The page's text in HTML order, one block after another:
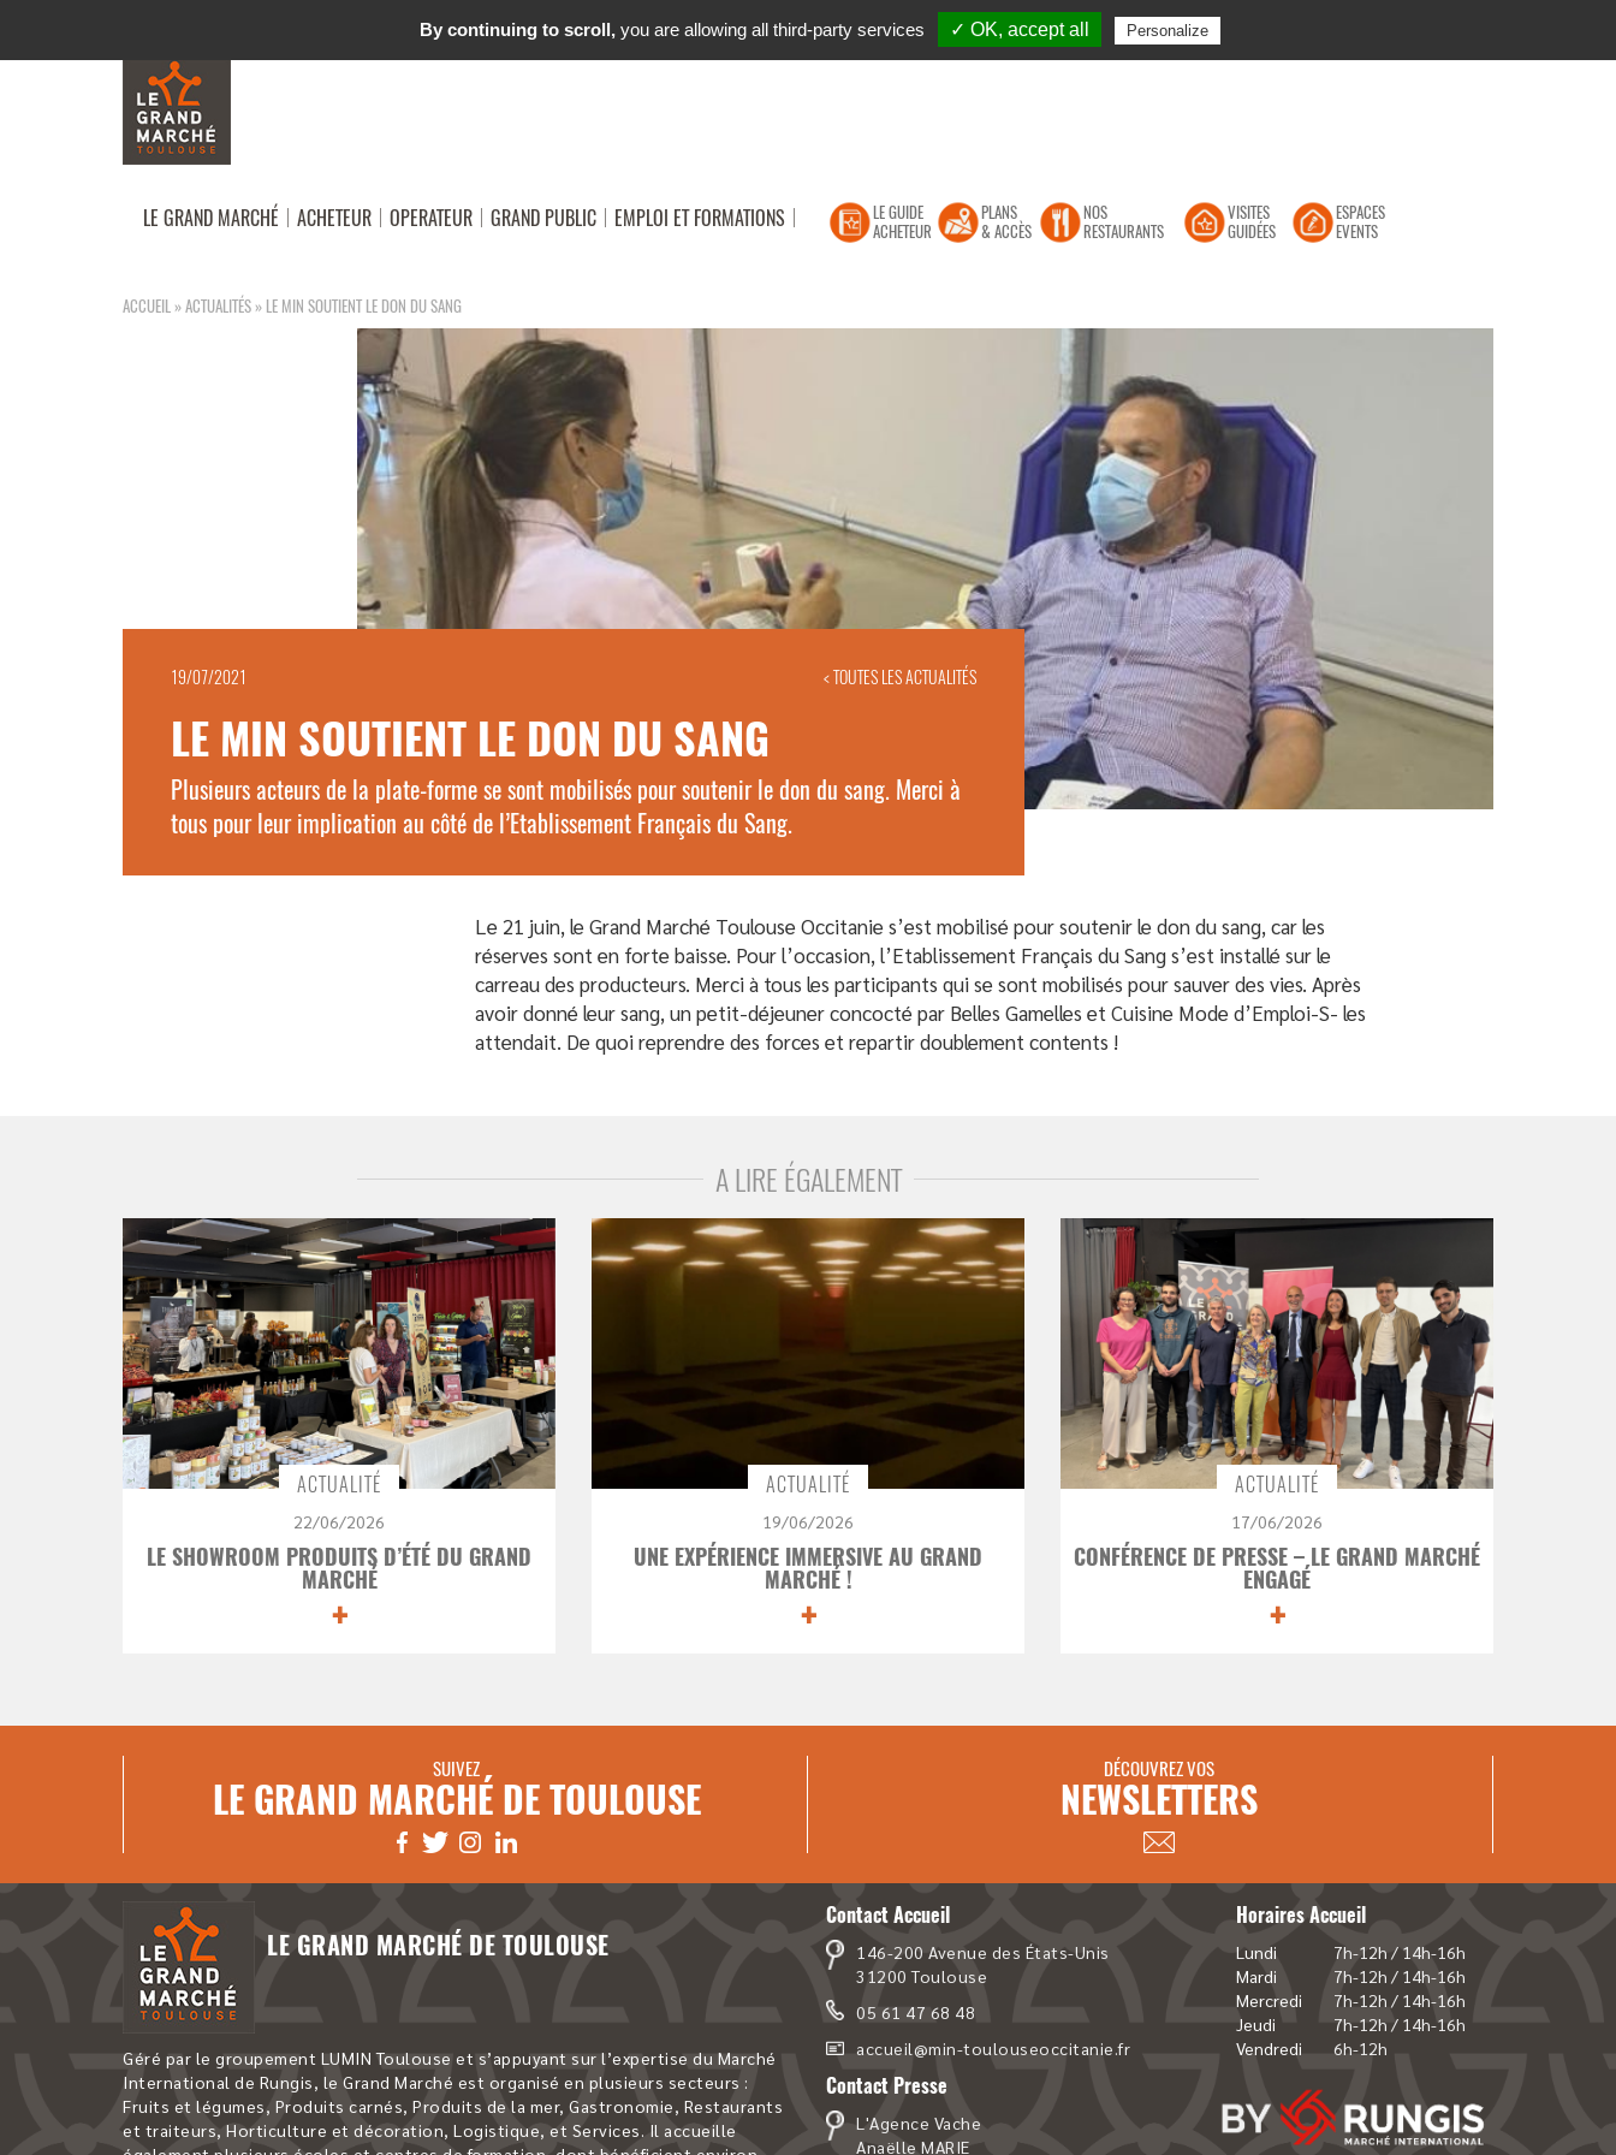
MARCHÉ D'INTÉRÊT NATIONAL TOULOUSE OCCITANIE SUIVEZ LE GRAND MARCHÉ DE TOULOUSE
LE GRAND MARCHÉ ACHETEUR OPERATEUR GRAND PUBLIC EMPLOI ET FORMATIONS
LE GUIDE
ACHETEUR
PLANS
& ACCÈS
NOS
RESTAURANTS
VISITES
GUIDÉES
ESPACES
EVENTS
ACCUEIL »ACTUALITÉS » LE MIN SOUTIENT LE DON DU SANG
19/07/2021 < TOUTES LES ACTUALITÉS
LE MIN SOUTIENT LE DON DU SANG
Plusieurs acteurs de la plate-forme se sont mobilisés pour soutenir le don du sang. Merci à
tous pour leur implication au côté de l’Etablissement Français du Sang.
Le 21 juin, le Grand Marché Toulouse Occitanie s’est mobilisé pour soutenir le don du sang, car les
réserves sont en forte baisse. Pour l’occasion, l’Etablissement Français du Sang s’est installé sur le
carreau des producteurs. Merci à tous les participants qui se sont mobilisés pour sauver des vies. Après
avoir donné leur sang, un petit-déjeuner concocté par Belles Gamelles et Cuisine Mode d’Emploi-S- les
attendait. De quoi reprendre des forces et repartir doublement contents !
A LIRE ÉGALEMENT
ACTUALITÉ
22/06/2026
LE SHOWROOM PRODUITS D’ÉTÉ DU GRAND
MARCHÉ
+
ACTUALITÉ
19/06/2026
UNE EXPÉRIENCE IMMERSIVE AU GRAND
MARCHÉ !
+
ACTUALITÉ
17/06/2026
CONFÉRENCE DE PRESSE – LE GRAND MARCHÉ
ENGAGÉ
+
SUIVEZ
LE GRAND MARCHÉ DE TOULOUSE
DÉCOUVREZ VOS
NEWSLETTERS
LE GRAND MARCHÉ DE TOULOUSE
Géré par le groupement LUMIN Toulouse et s’appuyant sur l’expertise du Marché
International de Rungis, le Grand Marché est organisé en plusieurs secteurs :
Fruits et légumes, Produits carnés, Produits de la mer, Gastronomie, Restaurants
et traiteurs, Horticulture et décoration, Logistique, et Services. Il accueille
Contact Accueil
146-200 Avenue des États-Unis
31200 Toulouse
05 61 47 68 48
accueil@min-toulouseoccitanie.fr
Horaires Accueil
Lundi
7h-12h / 14h-16h
Mardi
7h-12h / 14h-16h
Mercredi
7h-12h / 14h-16h
Jeudi
7h-12h / 14h-16h
Vendredi
6h-12h
Contact Presse
L'Agence Vache
Anaëlle MARIE
By continuing to scroll, you are allowing all third-party services ✓ OK, accept all Personalize